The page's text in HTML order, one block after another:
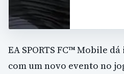
EA SPORTS FC™ Mobile
com um novo evento no